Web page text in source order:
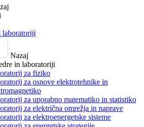
laboratoriji
Nazaj
in laboratoriji
za fiziko
za osnove elektrotehnike in
za uporabno matematiko in statistiko
za električna omrežja in naprave
za elektroenergetske sisteme